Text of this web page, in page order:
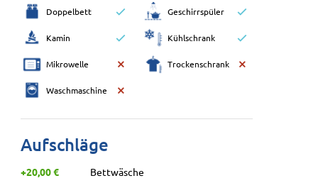
Doppelbett Geschirrspüler
Kamin Kühlschrank
Mikrowelle Trockenschrank
Waschmaschine
Aufschläge
+20,00 €
Bettwäsche